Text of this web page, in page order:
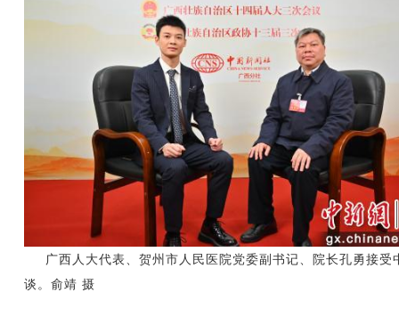
广西人大代表、贺州市人民医院党委副书记、院长孔勇接受
谈。俞靖 摄